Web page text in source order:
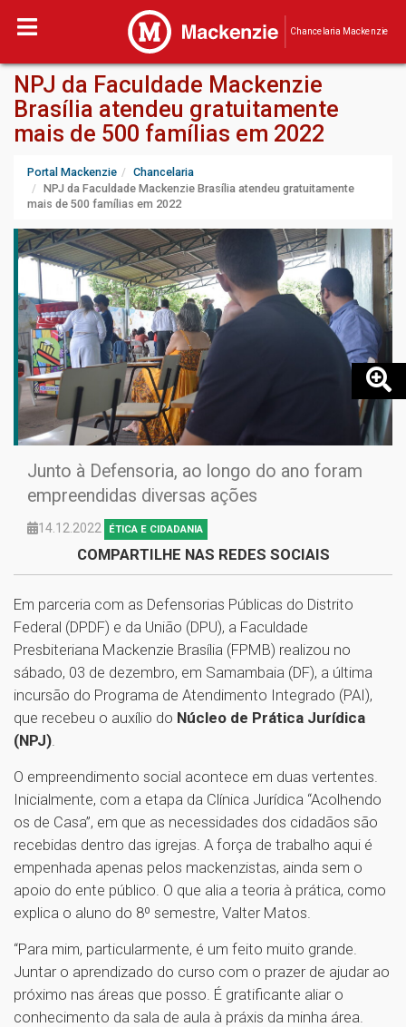
Chancelaria Mackenzie
NPJ da Faculdade Mackenzie
Brasília atendeu gratuitamente
mais de 500 famílias em 2022
Portal Mackenzie
Chancelaria
NPJ da Faculdade Mackenzie Brasília atendeu gratuitamente
mais de 500 famílias em 2022
Junto à Defensoria, ao longo do ano foram
empreendidas diversas ações
14.12.2022 ÉTICA E CIDADANIA
COMPARTILHE NAS REDES SOCIAIS
Em parceria com as Defensorias Públicas do Distrito
Federal (DPDF) e da União (DPU), a Faculdade
Presbiteriana Mackenzie Brasília (FPMB) realizou no
sábado, 03 de dezembro, em Samambaia (DF), a última
incursão do Programa de Atendimento Integrado (PAI),
que recebeu o auxílio do Núcleo de Prática Jurídica
(NPJ)
O empreendimento social acontece em duas vertentes.
Inicialmente, com a etapa da Clínica Jurídica “Acolhendo
os de Casa”, em que as necessidades dos cidadãos são
recebidas dentro das igrejas. A força de trabalho aqui é
empenhada apenas pelos mackenzistas, ainda sem o
apoio do ente público. O que alia a teoria à prática, como
explica o aluno do 8º semestre, Valter Matos.
“Para mim, particularmente, é um feito muito grande.
Juntar o aprendizado do curso com o prazer de ajudar ao
próximo nas áreas que posso. É gratificante aliar o
conhecimento da sala de aula à práxis da minha área.